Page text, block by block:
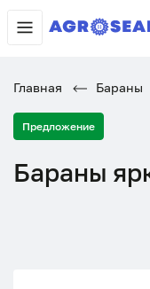
Главная Бараны
Предложение
Бараны